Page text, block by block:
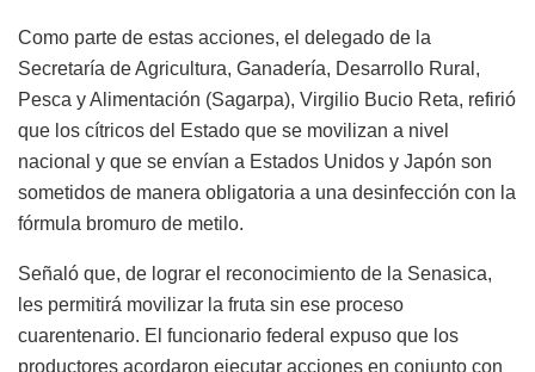
Como parte de estas acciones, el delegado de la
Secretaría de Agricultura, Ganadería, Desarrollo Rural,
Pesca y Alimentación (Sagarpa), Virgilio Bucio Reta, refirió
que los cítricos del Estado que se movilizan a nivel
nacional y que se envían a Estados Unidos y Japón son
sometidos de manera obligatoria a una desinfección con la
fórmula bromuro de metilo.
Señaló que, de lograr el reconocimiento de la Senasica,
les permitirá movilizar la fruta sin ese proceso
cuarentenario. El funcionario federal expuso que los
productores acordaron ejecutar acciones en conjunto con